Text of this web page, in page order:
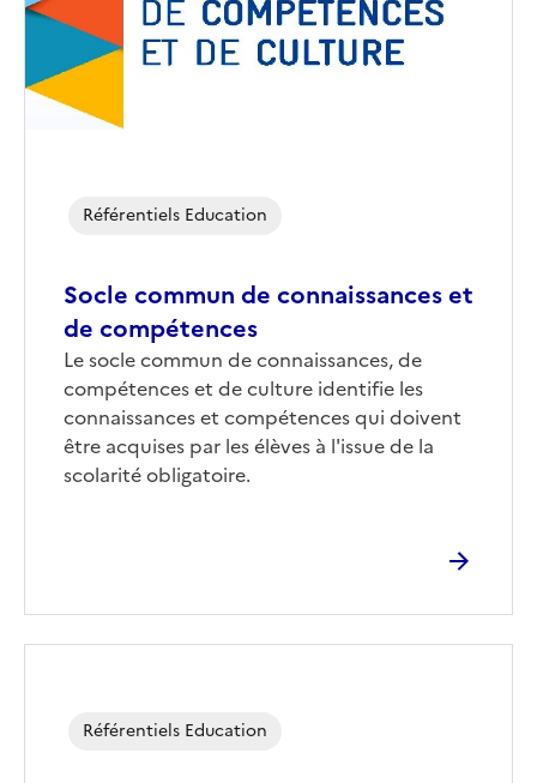
Socle commun de connaissances et
de compétences
Corps
Le socle commun de connaissances, de
compétences et de culture identifie les
connaissances et compétences qui doivent
être acquises par les élèves à l'issue de la
scolarité obligatoire.
Référentiels Education
Référentiels Education
couverture
(conseillée)